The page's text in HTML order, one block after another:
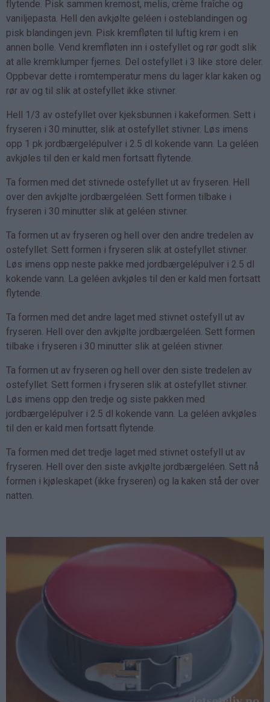
flytende. Pisk sammen kremost, melis, crème fraîche og
vaniljepasta. Hell den avkjølte geléen i osteblandingen og
pisk blandingen jevn. Pisk kremfløten til luftig krem i en
annen bolle. Vend kremfløten inn i ostefyllet og rør godt slik
at alle kremklumper fjernes. Del ostefyllet i 3 like store deler.
Oppbevar dette i romtemperatur mens du lager klar kaken og
rør av og til slik at ostefyllet ikke stivner.
Hell 1/3 av ostefyllet over kjeksbunnen i kakeformen. Sett i
fryseren i 30 minutter, slik at ostefyllet stivner. Løs imens
opp 1 pk jordbærgelépulver i 2.5 dl kokende vann. La geléen
avkjøles til den er kald men fortsatt flytende.
Ta formen med det stivnede ostefyllet ut av fryseren. Hell
over den avkjølte jordbærgeléen. Sett formen tilbake i
fryseren i 30 minutter slik at geléen stivner.
Ta formen ut av fryseren og hell over den andre tredelen av
ostefyllet. Sett formen i fryseren slik at ostefyllet stivner.
Løs imens opp neste pakke med jordbærgelépulver i 2.5 dl
kokende vann. La geléen avkjøles til den er kald men fortsatt
flytende.
Ta formen med det andre laget med stivnet ostefyll ut av
fryseren. Hell over den avkjølte jordbærgeléen. Sett formen
tilbake i fryseren i 30 minutter slik at geléen stivner.
Ta formen ut av fryseren og hell over den siste tredelen av
ostefyllet. Sett formen i fryseren slik at ostefyllet stivner.
Løs imens opp den tredje og siste pakken med
jordbærgelépulver i 2.5 dl kokende vann. La geléen avkjøles
til den er kald men fortsatt flytende.
Ta formen med det tredje laget med stivnet ostefyll ut av
fryseren. Hell over den siste avkjølte jordbærgeléen. Sett nå
formen i kjøleskapet (ikke fryseren) og la kaken stå der over
natten.